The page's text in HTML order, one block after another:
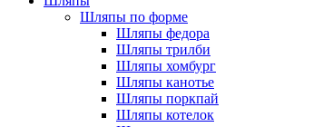
Шляпы по форме
Шляпы федора
Шляпы трилби
Шляпы хомбург
Шляпы канотье
Шляпы поркпай
Шляпы котелок